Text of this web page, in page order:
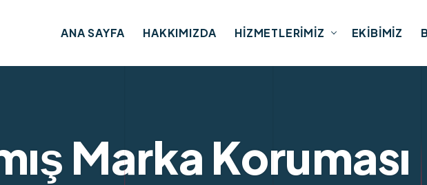
ANA SAYFA HAKKIMIZDA HIZMETLERIMIZ EKIBIMIZ
Marka Koruması